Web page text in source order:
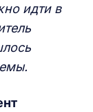
идти в